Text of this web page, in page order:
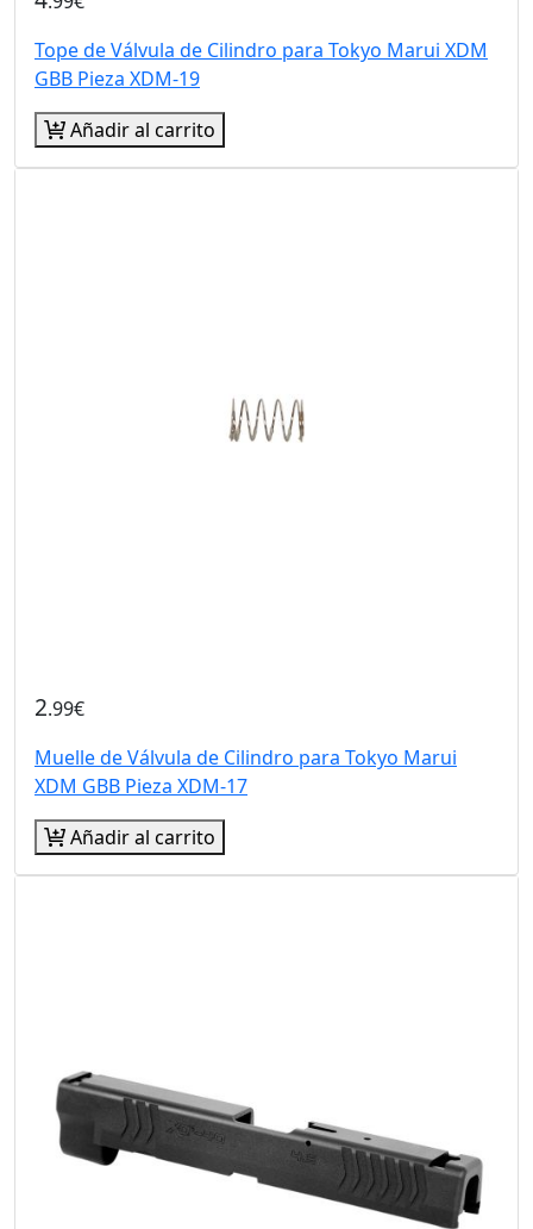
Tope de Válvula de Cilindro para Tokyo Marui XDM
GBB Pieza XDM-19
Añadir al carrito
2.99€
Muelle de Válvula de Cilindro para Tokyo Marui
XDM GBB Pieza XDM-17
Añadir al carrito